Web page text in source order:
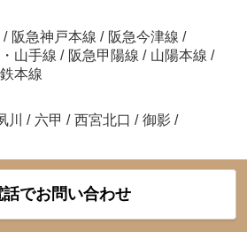
/ 阪急神戸本線 / 阪急今津線 /
山手線 / 阪急甲陽線 / 山陽本線 /
本線
川 / 六甲 / 西宮北口 / 御影 /
話でお問い合わせ